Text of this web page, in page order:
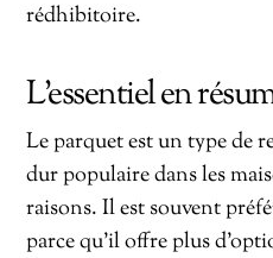
rédhibitoire.
L’essentiel en
Le parquet est un type de
dur populaire dans les
raisons. Il est souvent
parce qu’il offre plus